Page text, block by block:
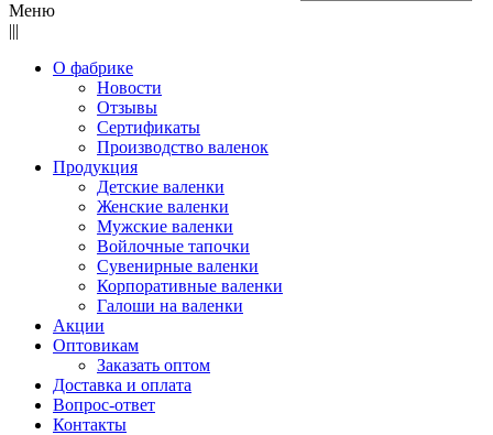
Меню
|||
О фабрике
Новости
Отзывы
Сертификаты
Производство валенок
Продукция
Детские валенки
Женские валенки
Мужские валенки
Войлочные тапочки
Сувенирные валенки
Корпоративные валенки
Галоши на валенки
Акции
Оптовикам
Заказать оптом
Доставка и оплата
Вопрос-ответ
Контакты